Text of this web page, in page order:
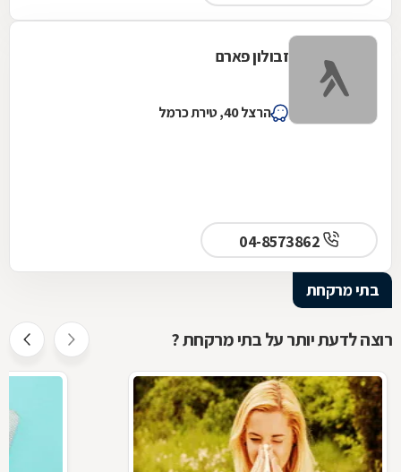
זבולון פארם
הרצל 40, טירת כרמל
בתי מרקחת
רוצה לדעת יותר על בתי מרקחת ?